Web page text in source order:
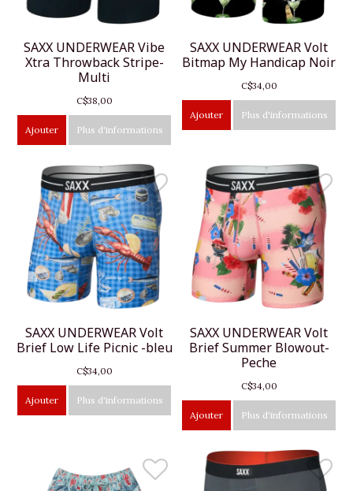
SAXX UNDERWEAR Vibe
Xtra Throwback Stripe-
Multi
C$38,00
Ajouter Plus d'informations
SAXX UNDERWEAR Volt
Bitmap My Handicap Noir
C$34,00
Ajouter Plus d'informations
SAXX UNDERWEAR Volt
Brief Low Life Picnic -bleu
C$34,00
Ajouter Plus d'informations
SAXX UNDERWEAR Volt
Brief Summer Blowout-
Peche
C$34,00
Ajouter Plus d'informations